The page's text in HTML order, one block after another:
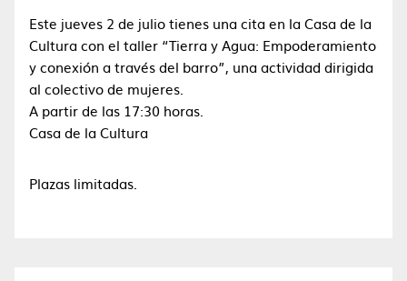
Este jueves 2 de julio tienes una cita en la Casa de la
Cultura con el taller “Tierra y Agua: Empoderamiento
y conexión a través del barro”, una actividad dirigida
al colectivo de mujeres.
A partir de las 17:30 horas.
Casa de la Cultura
Plazas limitadas.